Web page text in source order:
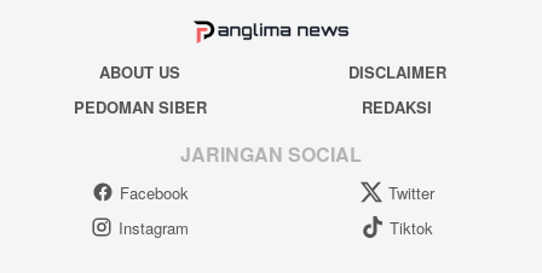
ABOUT US
DISCLAIMER
PEDOMAN SIBER
REDAKSI
JARINGAN SOCIAL
Facebook
Twitter
Instagram
Tiktok